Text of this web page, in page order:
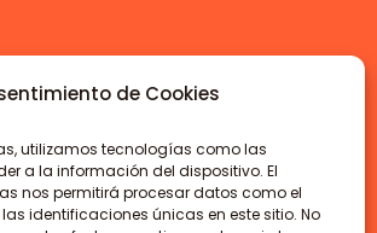
de Cookies
utilizamos tecnologías como las
a la información del dispositivo. El
nos permitirá procesar datos como el
identificaciones únicas en este sitio. No